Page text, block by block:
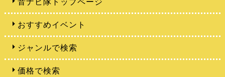
音ナビ隊トップページ
おすすめイベント
ジャンルで検索
価格で検索